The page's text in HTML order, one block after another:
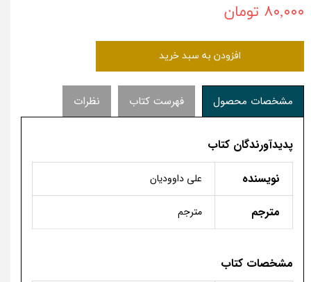
۸۰,۰۰۰ تومان
افزودن به سبد خرید
مشخصات محصول فهرست کتاب نظرات
پدیدآورندگان کتاب
نویسنده
علی داوودیان
مترجم مترجم
مشخصات کتاب